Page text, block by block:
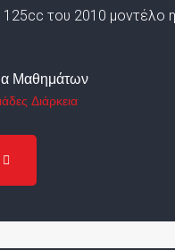
του 2010 μοντέλο η
Μαθημάτων
Διάρκεια